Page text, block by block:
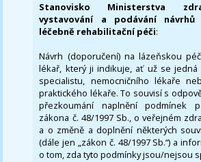
Stanovisko Ministerstva
vystavování a podávání návrhů
léčebně rehabilitační péči:
Návrh (doporučení) na lázeňskou
lékař, který ji indikuje, ať už se jedná
specialistu, nemocničního lékaře
praktického lékaře. To souvisí s
přezkoumání naplnění podmínek
zákona č. 48/1997 Sb., o veřejném
a o změně a doplnění některých
(dále jen „zákon č. 48/1997 Sb.“) a
o tom, zda tyto podmínky jsou/nejsou